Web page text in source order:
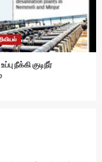
நீக்கி குடிநீர்